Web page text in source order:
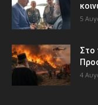
5
Στο
4